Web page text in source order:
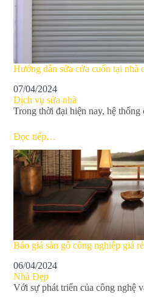
Hướng dẫn sửa cửa cuốn tại nhà
07/04/2024
Dịch vụ sửa nhà
Trong thời đại hiện nay, hệ
Đọc tiếp…
Báo giá sàn gỗ công nghiệp giá
06/04/2024
Nhà Đẹp
Với sự phát triển của công nghệ